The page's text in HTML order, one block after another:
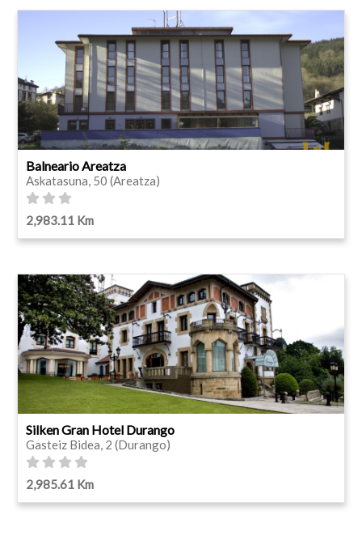
Balneario Areatza
Askatasuna, 50 (Areatza)
2,983.11 Km
Silken Gran Hotel Durango
Gasteiz Bidea, 2 (Durango)
2,985.61 Km